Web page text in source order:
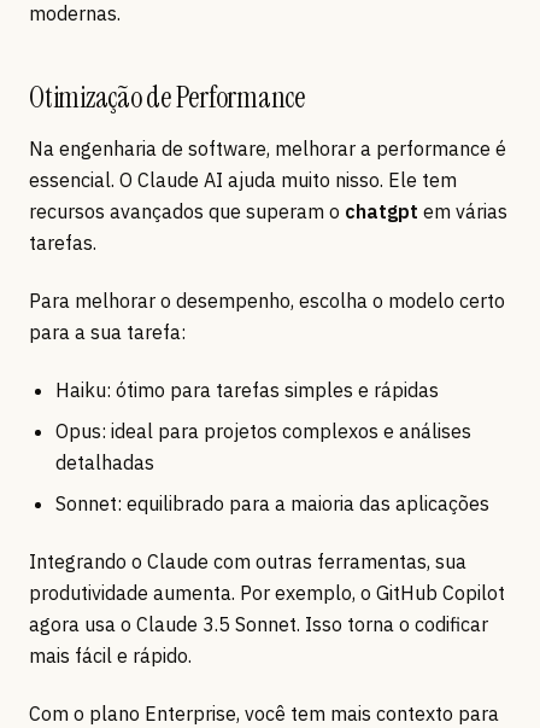
modernas.
Otimização de Performance
Na engenharia de software, melhorar a performance é
essencial. O Claude AI ajuda muito nisso. Ele tem
recursos avançados que superam o chatgpt em várias
tarefas.
Para melhorar o desempenho, escolha o modelo certo
para a sua tarefa:
Haiku: ótimo para tarefas simples e rápidas
Opus: ideal para projetos complexos e análises
detalhadas
Sonnet: equilibrado para a maioria das aplicações
Integrando o Claude com outras ferramentas, sua
produtividade aumenta. Por exemplo, o GitHub Copilot
agora usa o Claude 3.5 Sonnet. Isso torna o codificar
mais fácil e rápido.
Com o plano Enterprise, você tem mais contexto para